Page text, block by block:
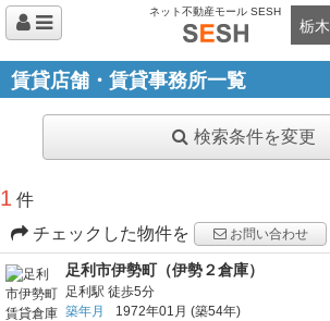
ネット不動産モール SESH
栃木
賃貸店舗・賃貸事務所一覧
検索条件を変更
1 件
チェックした物件を
お問い合わせ
足利市伊勢町（伊勢２倉庫）
足利駅 徒歩5分
築年月
1972年01月 (築54年)